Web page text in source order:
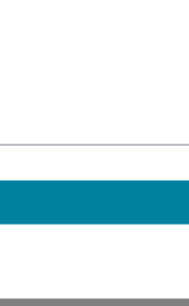
von ihm selbst
Alle innerhalb des